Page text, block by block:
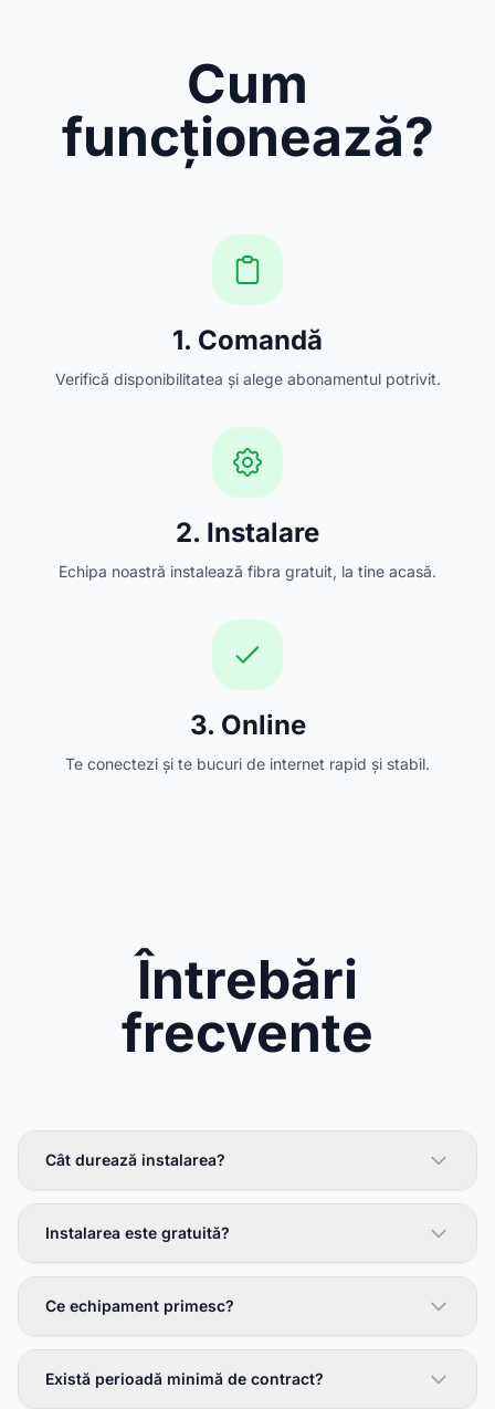
Cum
funcționează?
1. Comandă
Verifică disponibilitatea și alege abonamentul potrivit.
2. Instalare
Echipa noastră instalează fibra gratuit, la tine acasă.
3. Online
Te conectezi și te bucuri de internet rapid și stabil.
Întrebări
frecvente
Cât durează instalarea?
Instalarea este gratuită?
Ce echipament primesc?
Există perioadă minimă de contract?